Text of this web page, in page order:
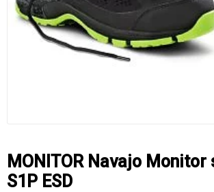
MONITOR Navajo
S1P ESD